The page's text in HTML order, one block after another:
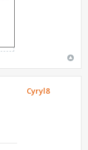
Cyryl8